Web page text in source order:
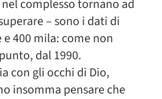
complesso tornano ad
– sono i dati di
400 mila: come non
dal 1990.
con gli occhi di Dio,
insomma pensare che